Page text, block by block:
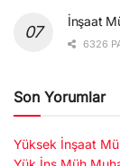
İnşaat
6326
Son Yorumlar
Yüksek İnşaat